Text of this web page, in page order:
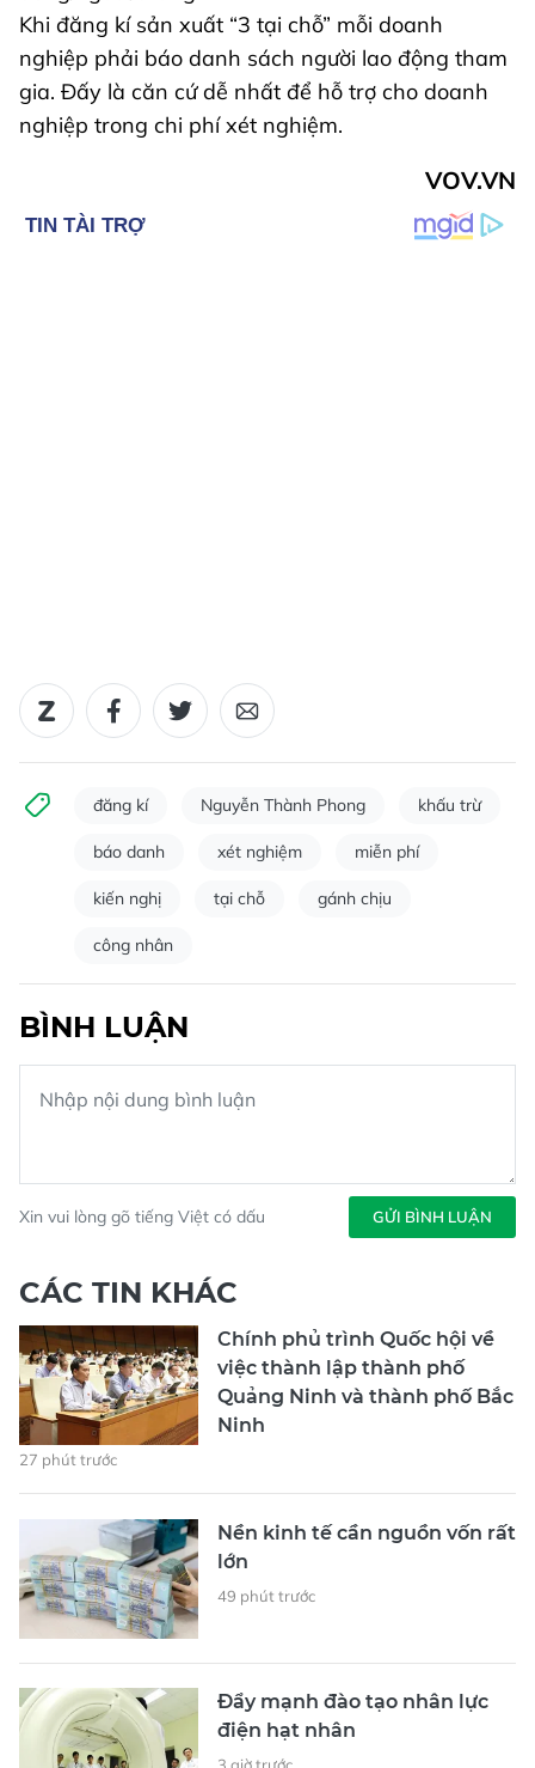
Khi đăng kí sản xuất “3 tại chỗ” mỗi doanh
nghiệp phải báo danh sách người lao động tham
gia. Đấy là căn cứ dễ nhất để hỗ trợ cho doanh
nghiệp trong chi phí xét nghiệm.
VOV.VN
đăng kí Nguyễn Thành Phong khấu trừ
báo danh xét nghiệm miễn phí
kiến nghị tại chỗ gánh chịu
công nhân
BÌNH LUẬN
Xin vui lòng gõ tiếng Việt có dấu GỬI BÌNH LUẬN
CÁC TIN KHÁC
Chính phủ trình Quốc hội về
việc thành lập thành phố
Quảng Ninh và thành phố Bắc
Ninh
27 phút trước
Nền kinh tế cần nguồn vốn rất
lớn
49 phút trước
Đẩy mạnh đào tạo nhân lực
điện hạt nhân